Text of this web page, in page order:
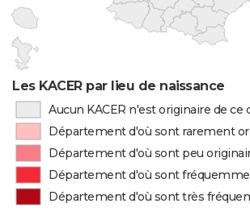
Les KACER par lieu de naissance
Aucun KACER n'est originaire de
Département d'où sont rarement
Département d'où sont peu
Département d'où sont
Département d'où sont très